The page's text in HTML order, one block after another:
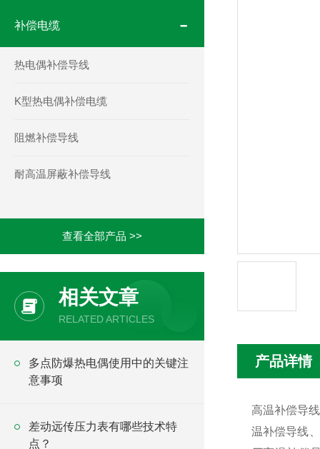
补偿电缆
热电偶补偿导线
K型热电偶补偿电缆
阻燃补偿导线
耐高温屏蔽补偿导线
查看全部产品 >>
相关文章
RELATED ARTICLES
多点防爆热电偶使用中的关键注
意事项
差动远传压力表有哪些技术特
点？
产品详情
高温补偿导线
温补偿导线